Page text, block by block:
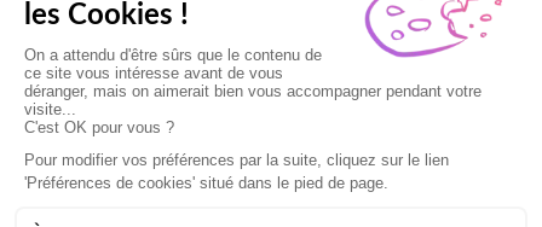
Particuliers, entreprises, professionnels
Notre service client est ouvert du lundi au vendredi de 9h à 18h
Nous contacter